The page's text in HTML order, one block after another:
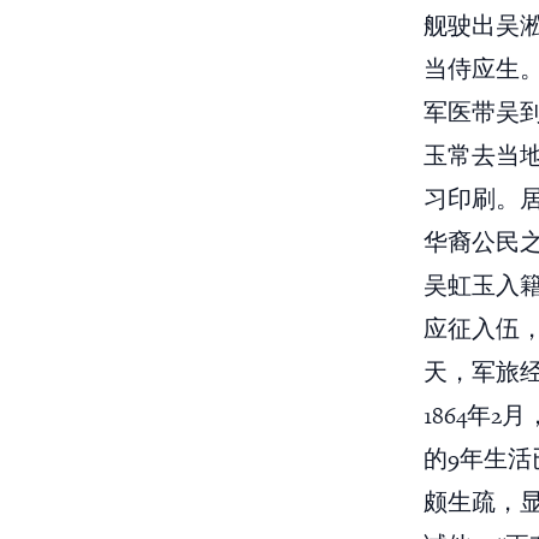
舰驶出吴
当侍应生
军医带吴
玉常去当
习印刷。
华裔公民
吴虹玉入
应征入伍
天，军旅
1864年2
的9年生
颇生疏，